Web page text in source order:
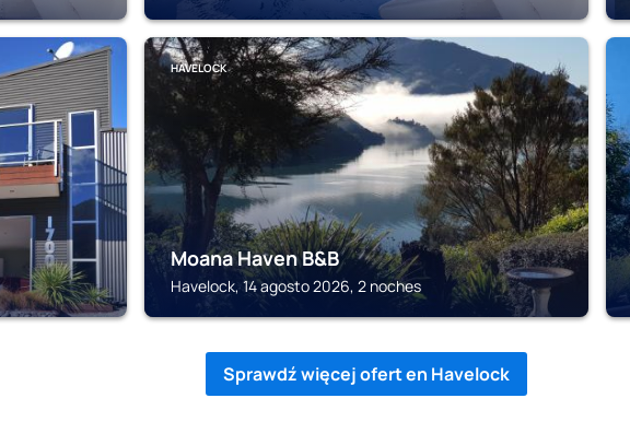
HAVELOCK
Moana Haven B&B
Havelock, 14 agosto 2026, 2 noches
Sprawdź więcej ofert en Havelock